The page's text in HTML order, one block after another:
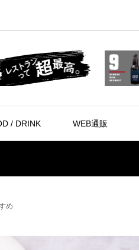
/ DRINK WEB通販
め